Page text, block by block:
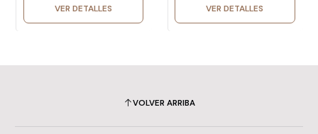
VER DETALLES VER DETALLES
VOLVER ARRIBA